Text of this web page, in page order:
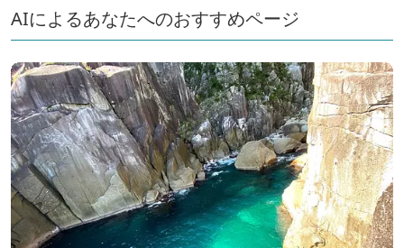
AIによるあなたへのおすすめページ